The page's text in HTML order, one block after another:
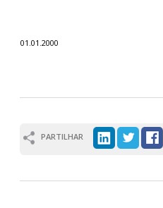
01.01.2000
PARTILHAR